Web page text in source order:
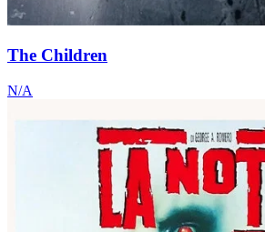
The Children
N/A